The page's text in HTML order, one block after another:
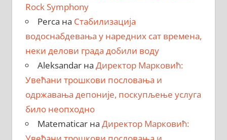
Rock Symphony
Perca на Стабилизација
водоснабдевања у наредних сат времена,
неки делови града добили воду
Aleksandarна Директор Марковић:
Увећани трошкови пословања и
одржавања депоније, поскупљење услуга
било неопходно
Matematicarна Директор Марковић: